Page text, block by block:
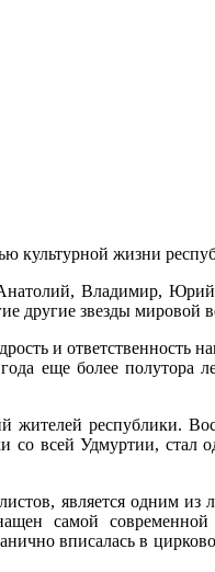
культурной жизни
Владимир,
другие звезды мировой
и ответственность
еще более полутора
жителей республики.
со всей Удмуртии,
является одним
самой
вписалась в